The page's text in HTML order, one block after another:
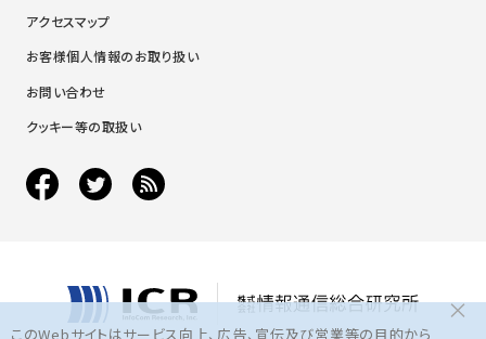
アクセスマップ
お客様個人情報のお取り扱い
お問い合わせ
クッキー等の取扱い
このWebサイトはサービス向上、広告、宣伝及び営業等の目的から
×